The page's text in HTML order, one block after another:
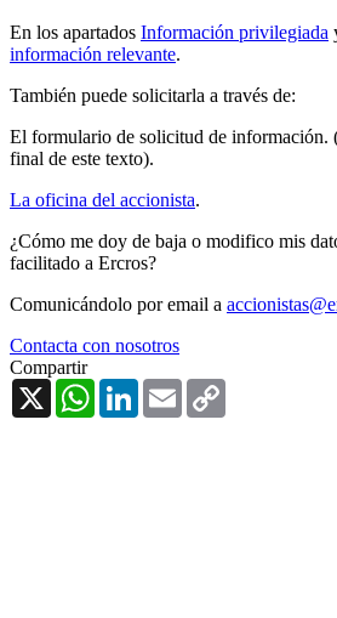
En los apartados Información privilegiada
información relevante.
También puede solicitarla a través de:
El formulario de solicitud de información.
final de este texto).
La oficina del accionista.
¿Cómo me doy de baja o modifico mis
facilitado a Ercros?
Comunicándolo por email a
Contacta con nosotros
Compartir
X
WhatsAppLinkedInEmail